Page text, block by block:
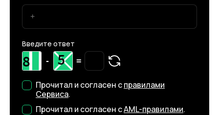
Введите ответ
- =
Прочитал и согласен справилами
Сервиса.
Прочитал и согласен сAML-правилами.